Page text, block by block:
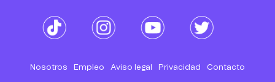
Nosotros Empleo Aviso legal Privacidad Contacto